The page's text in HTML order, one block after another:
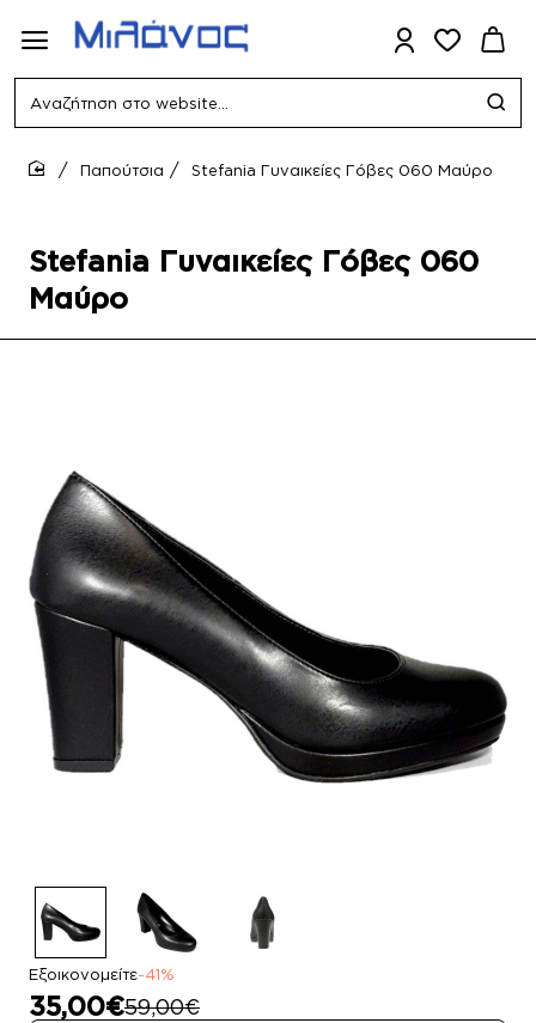
Αναζήτηση
website...
Stefania Γυναικείες Γόβες 060
Μαύρο
Παπούτσια Stefania Γυναικείες Γόβες 060 Μαύρο
Εξοικονομείτε-41%
35,00€59,00€